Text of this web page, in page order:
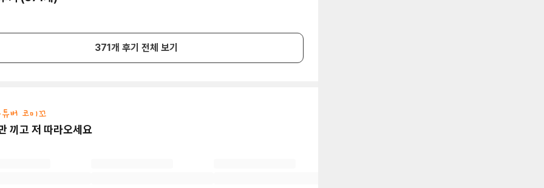
371개 후기 전체 보기
버 코미꼬
끼고 저 따라오세요